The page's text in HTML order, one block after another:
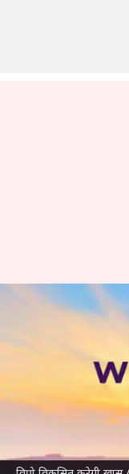
विप्रो
तकनीक,
रोकना
विप्रोने आज (28 मई)